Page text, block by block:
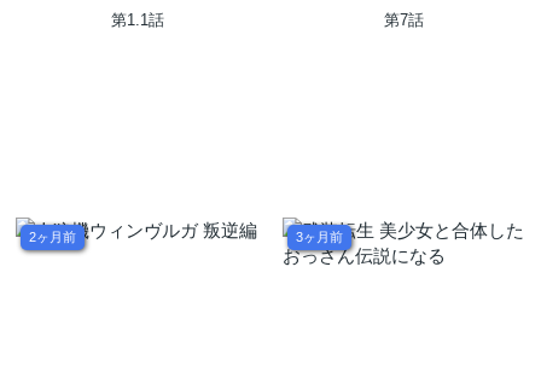
ドギアス 反逆のルルーシュ
第1.1話
0.5POINT HALF
第7話
2ヶ月前 3ヶ月前